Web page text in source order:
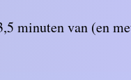
minuten van (en